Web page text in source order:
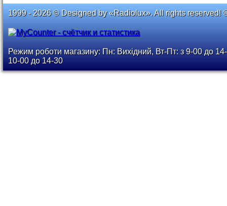
1999 - 2026 © Designed by «Radiolux». All rights reserved!
Режим роботи магазину: Пн: Вихідний, Вт-Пт: з 9-00 до
10-00 до 14-30